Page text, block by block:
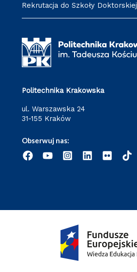
Rekrutacja do Szkoły Doktorskiej
Politechnika Krakowska
ul. Warszawska 24
31-155 Kraków
Obserwuj nas: